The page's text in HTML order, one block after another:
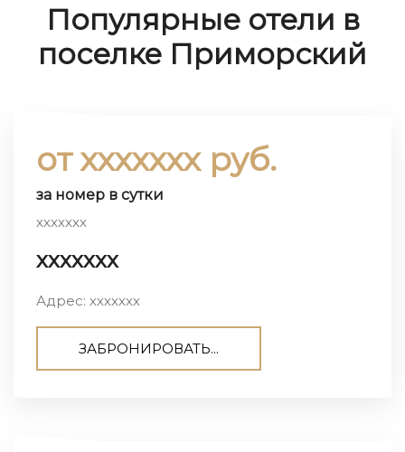
Популярные отели в
поселке Приморский
от ххххххх руб.
за номер в сутки
ххххххх
ххххххх
Адрес: ххххххх
ЗАБРОНИРОВАТЬ...